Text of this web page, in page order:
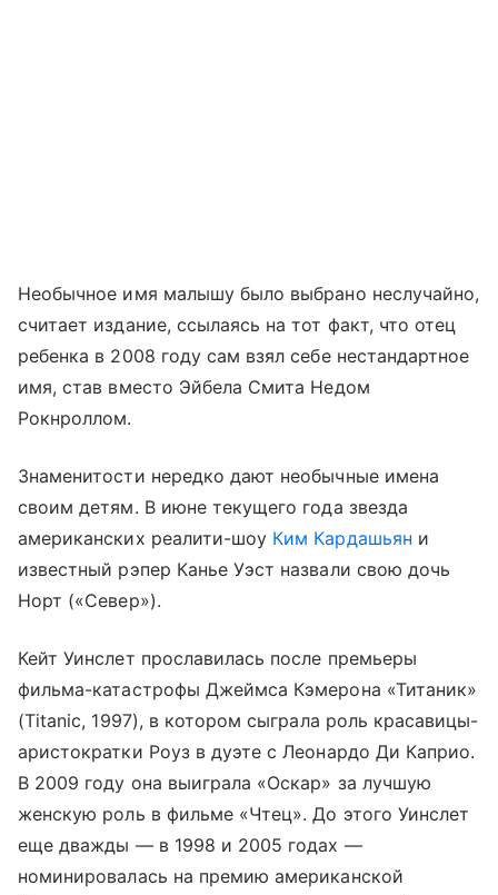
Необычное имя малышу было выбрано неслучайно,
считает издание, ссылаясь на тот факт, что отец
ребенка в 2008 году сам взял себе нестандартное
имя, став вместо Эйбела Смита Недом
Рокнроллом.
Знаменитости нередко дают необычные имена
своим детям. В июне текущего года звезда
американских реалити-шоу Ким Кардашьян и
известный рэпер Канье Уэст назвали свою дочь
Норт («Север»).
Кейт Уинслет прославилась после премьеры
фильма-катастрофы Джеймса Кэмерона «Титаник»
(Titanic, 1997), в котором сыграла роль красавицы-
аристократки Роуз в дуэте с Леонардо Ди Каприо.
В 2009 году она выиграла «Оскар» за лучшую
женскую роль в фильме «Чтец». До этого Уинслет
еще дважды — в 1998 и 2005 годах —
номинировалась на премию американской